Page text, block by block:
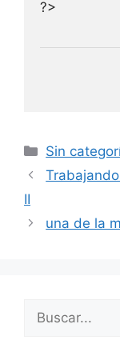
Categorías
Sin
II
una de la